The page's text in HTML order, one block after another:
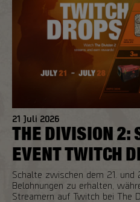
21 Juli 2026
THE DIVISION 2:
EVENT TWITCH
Schalte zwischen dem 21. und
Belohnungen zu erhalten,
Streamern auf Twitch bei The